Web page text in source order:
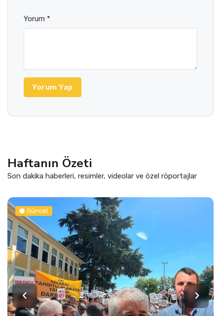
Yorum *
Yorum Yap
Haftanın Özeti
Son dakika haberleri, resimler, videolar ve özel röportajlar
Güncel